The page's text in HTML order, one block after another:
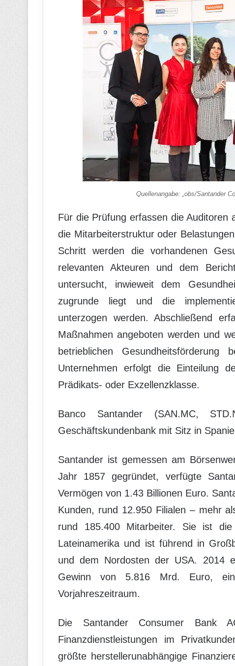
Quellenangabe: „obs/Santander
Für die Prüfung erfassen die Auditoren
die Mitarbeiterstruktur oder
Schritt werden die vorhandenen
relevanten Akteuren und dem
untersucht, inwieweit dem
zugrunde liegt und die
unterzogen werden. Abschließend
Maßnahmen angeboten werden und
betrieblichen
Unternehmen erfolgt die Einteilung
Prädikats- oder Exzellenzklasse.
Banco Santander (SAN.MC,
Geschäftskundenbank mit Sitz in
Santander ist gemessen am
Jahr 1857 gegründet, verfügte
Vermögen von 1.43 Billionen Euro.
Kunden, rund 12.950 Filialen – mehr
rund 185.400 Mitarbeiter. Sie ist
Lateinamerika und ist führend in
und dem Nordosten der USA. 2014
Gewinn von 5.816 Mrd. Euro,
Vorjahreszeitraum.
Die Santander Consumer Bank
Finanzdienstleistungen im
größte herstellerunabhängige